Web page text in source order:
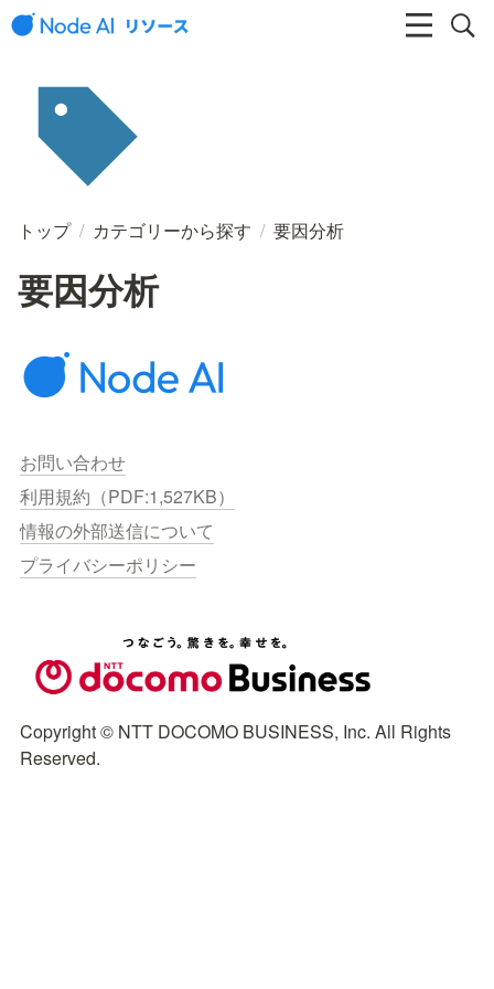
トップ / カテゴリーから探す / 要因分析
要因分析
お問い合わせ
利用規約（PDF:1,527KB）
情報の外部送信について
プライバシーポリシー
Copyright © NTT DOCOMO BUSINESS, Inc. All Rights
Reserved.